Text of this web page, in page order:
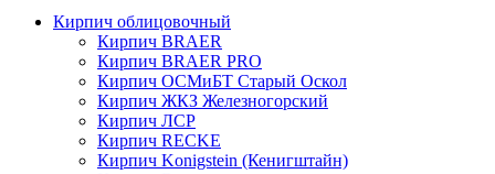
Кирпич облицовочный
Кирпич BRAER
Кирпич BRAER PRO
Кирпич ОСМиБТ Старый Оскол
Кирпич ЖКЗ Железногорский
Кирпич ЛСР
Кирпич RECKE
Кирпич Konigstein (Кенигштайн)